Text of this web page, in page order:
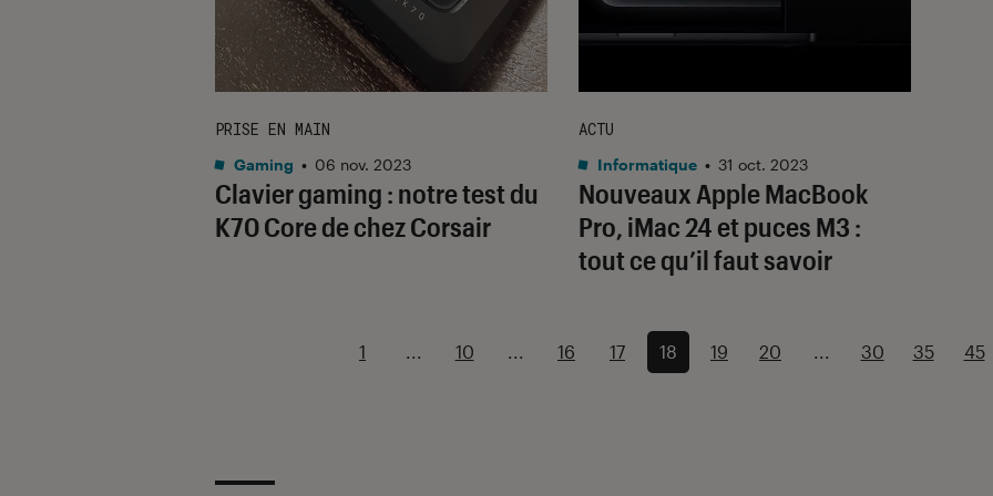
Clavier gaming : notre test du
K70 Core de chez Corsair
PRISE EN MAIN
Gaming • 06 nov. 2023
Nouveaux Apple MacBook
Pro, iMac 24 et puces M3 :
tout ce qu’il faut savoir
ACTU
Informatique • 31 oct. 2023
1 ... 10 ... 16 17 18 19 20 ... 30 35 45